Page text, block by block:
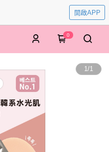
開啟APP
0
1/1